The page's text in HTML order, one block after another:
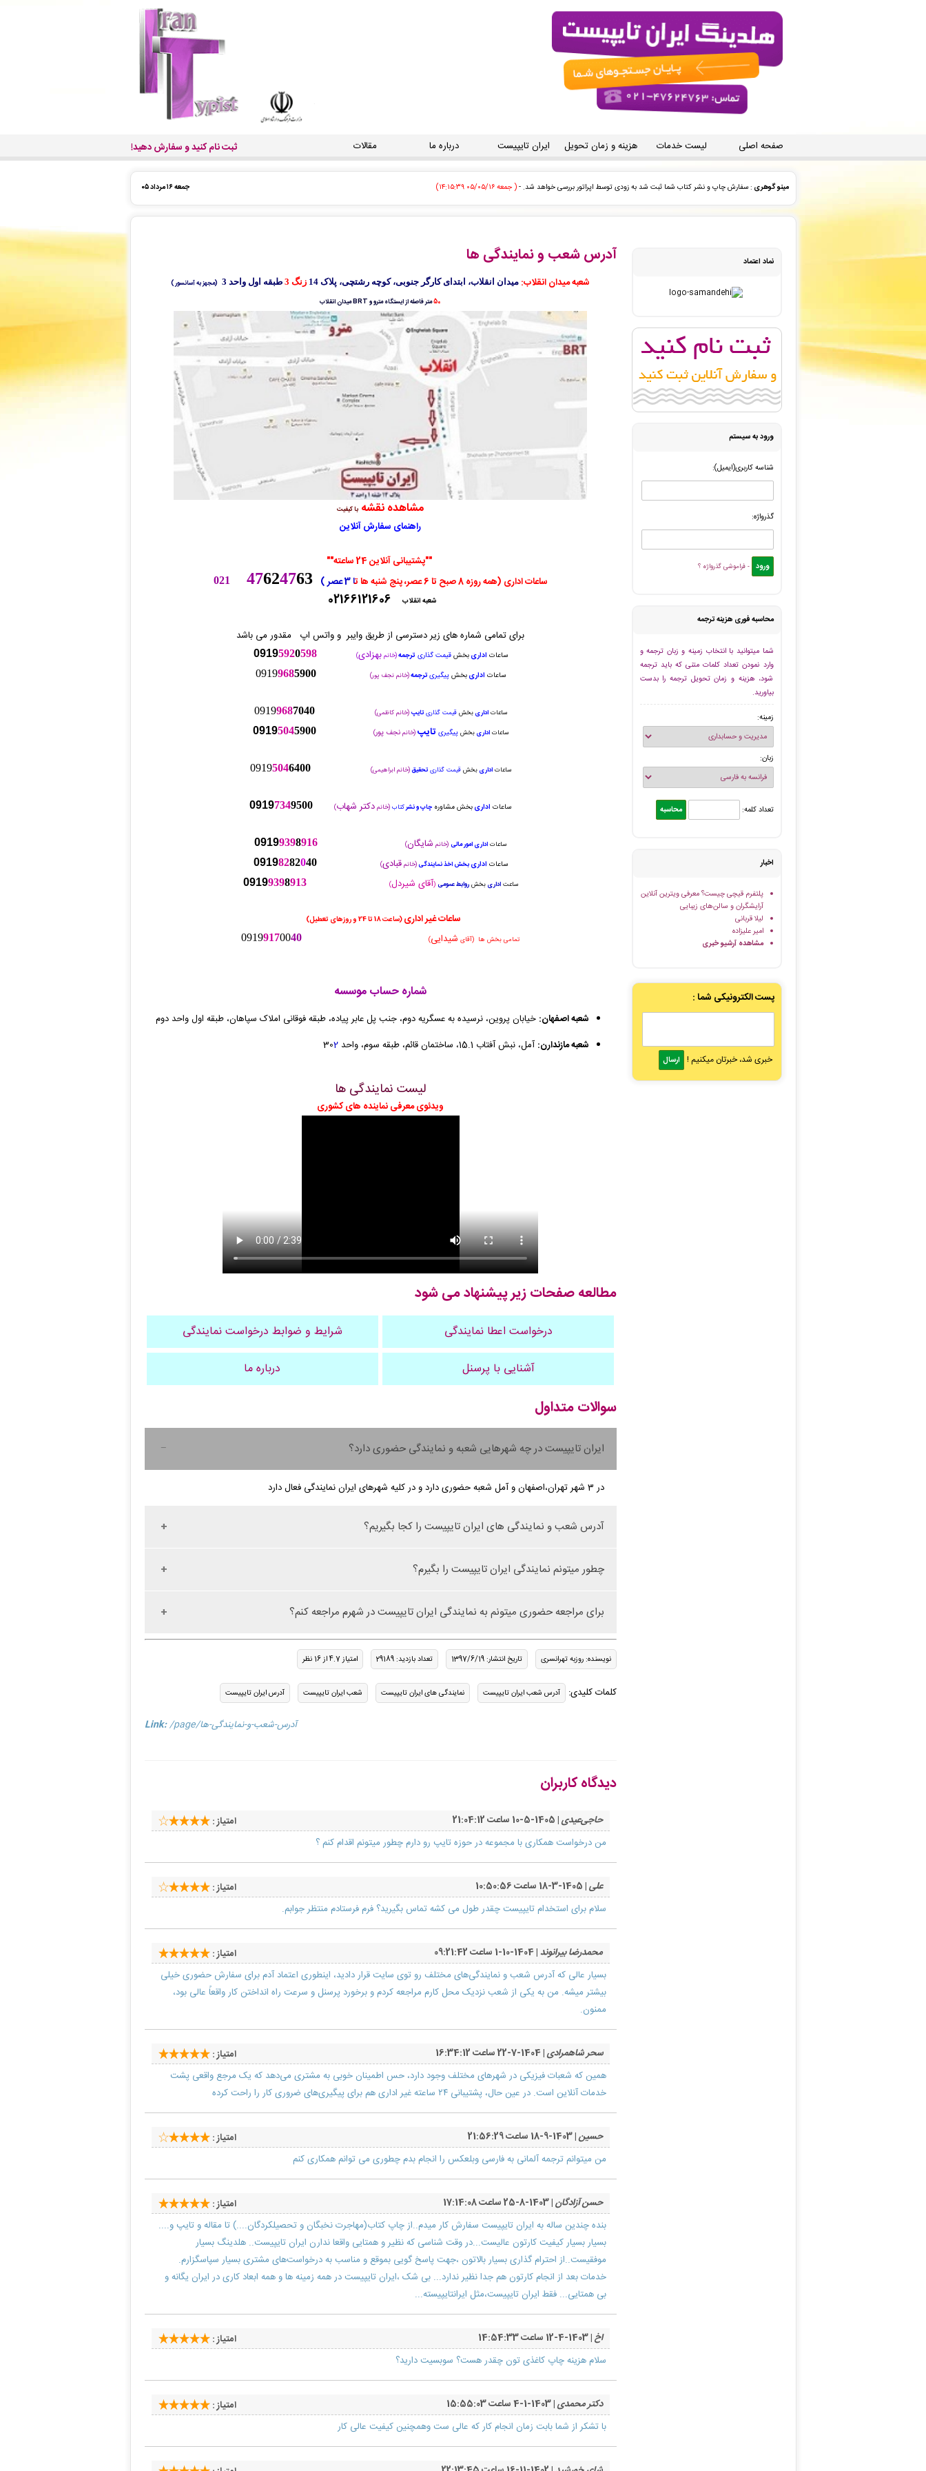
صفحه اصلی لیست خدمات هزینه و زمان تحویل ایران تایپیست درباره ما مقالات ثبت نام کنید و سفارش دهید!
جمعه ۱۶ مرداد ۰۵ مینو گوهری : سفارش چاپ و نشر کتاب شما ثبت شد به زودی توسط اپراتور بررسی خواهد شد. -( جمعه ۰۵/۰۵/۱۶ ۱۴:۱۵:۰۳)
فریبا رزاق پور بمی: پیش فاکتور شما با موفقیت پرداخت شد و سفارش تایپ، صفحه آرایی شما در حال انجام است. -( جمعه ۰۵/۰۵/۱۶ ۱۴:۱۲:۵۵)
: سفارش تایپ، صفحه آرایی شما ثبت شد به زودی توسط اپراتور بررسی خواهد شد. -
ک کرمانی: فاکتور نهایی برای سفارش تایپ، صفحه آرایی شما صادر گردید برای دریافت سفارش خود اقدام نمایید. -
امیرحسین هادیان: پیش فاکتور شما با موفقیت پرداخت شد و سفارش تایپ، صفحه آرایی شما در حال انجام است. - ( جمعه ۰۵/۰۵/۱۶ ۱۳:۰۸:۱۵)
ک کرمانی: پیش فاکتور شما با موفقیت پرداخت شد و سفارش تایپ، صفحه آرایی شما در حال انجام است. - ( جمعه ۰۵/۰۵/۱۶ ۱۴:۲۱:۰۳)
مینو گوهری : سفارش چاپ و نشر کتاب شما ثبت شد به زودی توسط اپراتور بررسی خواهد شد. -
مینو گوهری: سفارش چاپ و نشر کتاب شما ثبت شد به زودی توسط اپراتور بررسی خواهد شد. -
نماد اعتماد
ورود به سیستم
شناسه کاربری(ایمیل):
گذرواژه:
- فراموشی گذرواژه ؟
محاسبه فوری هزینه ترجمه
شما میتوانید با انتخاب زمینه و زبان ترجمه و
وارد نمودن تعداد کلمات متنی که باید ترجمه
شود، هزینه و زمان تحویل ترجمه را بدست
بیاورید.
زمینه:
زبان:
تعداد کلمه:
اخبار
پلتفرم قیچی چیست؟ معرفی ویترین آنلاین
آرایشگران و سالن‌های زیبایی
لیلا قربانی
امیر علیزاده
مشاهده آرشیو خبری
پست الکترونیکی شما :
خبری شد، خبرتان میکنیم !
آدرس شعب و نمایندگی ها
شعبه میدان انقلاب: میدان انقلاب، ابتدای کارگر جنوبی، کوچه رشتچی، پلاک 14 زنگ 3 طبقه اول واحد 3
(مجهز به آسانسور)
50متر فاصله از ایستگاه مترو و BRT میدان انقلاب
مشاهده نقشه با کیفیت
راهنمای سفارش آنلاین
""پشتیبانی آنلاین 24 ساعته""
ساعاتاداری (همه روزه 8 صبح تا 6 عصر، پنج شنبه ها ت ا3 عصر ) 47624763
021
شعبه انقلاب 02166121606
برای تمامی شماره های زیر دسترسی از طریق وایبر و واتس اپ مقدور می باشد
ساعات اداریبخشقیمت گذاری ترجمه(خانمبهزادی)
09195920598
ساعات اداریبخشپیگیریترجمه(خانم نجف پور)
09199685900
ساعاتاداریبخشقیمت گذاری تایپ (خانم کاظمی) 09199687040
ساعاتاداریبخشپیگیری تایپ (خانمنجف پور)
09195045900
ساعاتاداریبخشقیمت گذاری تحقیق(خانم ابراهیمی) 09195046400
ساعات اداریبخش مشاوره چاپ و نشرکتاب (خانم دکتر شهاب)
09197349500
ساعات اداری امور مالی (خانم شایگان)
09199398916
ساعات اداری بخش اخذ نمایندگی(خانمقبادی)
09198282040
ساعتاداریبخشروابط عمومی (آقای شیردل)
09199398913
ساعاتغیر اداری (ساعت 18 تا 24 و روزهای تعطیل)
تمامی بخش ها (آقای شیدایی)
09199170040
شماره حساب موسسه
شعبه اصفهان: خیابان پروین، نرسیده به عسگریه دوم، جنب پل عابر پیاده، طبقه فوقانی املاک سپاهان، طبقه اول واحد دوم
شعبه مازندارن: آمل، نبش آفتاب 15.1، ساختمان قائم، طبقه سوم، واحد 30 2
لیست نمایندگی ها
ویدئوی معرفی نماینده های کشوری
مطالعه صفحات زیر پیشنهاد می شود
درخواست اعطا نمایندگی
شرایط و ضوابط درخواست نمایندگی
آشنایی با پرسنل
درباره ما
سوالات متداول
ایران تایپیست در چه شهرهایی شعبه و نمایندگی حضوری دارد؟
در 3 شهر تهران،اصفهان و آمل شعبه حضوری دارد و در کلیه شهرهای ایران نمایندگی فعال دارد
آدرس شعب و نمایندگی های ایران تایپیست را کجا بگیریم؟
چطور میتونم نمایندگی ایران تایپیست را بگیرم؟
برای مراجعه حضوری میتونم به نمایندگی ایران تایپیست در شهرم مراجعه کنم؟
نویسنده: روزبه تهرانسری تاریخ انتشار: 1397/6/19 تعداد بازدید: 29189 امتیاز 4.7 از 16 نظر
کلمات کلیدی: آدرس شعب ایران تایپیست نمایندگی های ایران تایپیست شعب ایران تایپیست آدرس ایران تایپیست
Link: /page/آدرس-شعب-و-نمایندگی-ها
دیدگاه کاربران
حاجی‌عیدی| 1405-5-10 ساعت 21:04:12
امتیاز :
من درخواست همکاری با مجموعه در حوزه تایپ رو دارم چطور میتونم اقدام کنم ؟
علی| 1405-3-18 ساعت 10:50:56
امتیاز :
سلام برای استخدام تایپیست چقدر طول می کشه تماس بگیرید؟ فرم فرستادم منتظر جوابم.
محمدرضا بیرانوند| 1404-10-1 ساعت 09:21:42
امتیاز :
بسیار عالی که آدرس شعب و نمایندگی‌های مختلف رو توی سایت قرار دادید، اینطوری اعتماد آدم برای سفارش حضوری خیلی
بیشتر میشه. من به یکی از شعب نزدیک محل کارم مراجعه کردم و برخورد پرسنل و سرعت راه انداختن کار واقعاً عالی بود،
ممنون.
سحر شاهمرادی| 1404-7-22 ساعت 16:34:12
امتیاز :
همین که شعبات فیزیکی در شهرهای مختلف وجود دارد، حس اطمینان خوبی به مشتری می‌دهد که یک مرجع واقعی پشت
خدمات آنلاین است. در عین حال، پشتیبانی ۲۴ ساعته غیر اداری هم برای پیگیری‌های ضروری کار را راحت کرده
حسین| 1403-9-18 ساعت 21:56:29
امتیاز :
من میتوانم ترجمه آلمانی به فارسی وبلعکس را انجام بدم چطوری می توانم همکاری کنم
حسن آزادگان| 1403-8-25 ساعت 17:14:08
امتیاز :
بنده چندین ساله به ایران تایپیست سفارش کار میدم..از چاپ کتاب(مهاجرت نخبگان و تحصیلکردگان....) تا مقاله و تایپ و....
بسیار بسیار کیفیت کارتون عالیست...در وقت شناسی که نظیر و همتایی واقعا ندارن ایران تایپیست.. هلدینگ بسیار
موفقیست..از احترام گذاری بسیار بالاتون ،جهت پاسخ گویی بموقع و مناسب به درخواست‌های مشتری بسیار سپاسگزارم.
خدمات بعد از انجام کارتون هم جدا نظیر ندارد... بی شک ،ایران تایپیست در همه زمینه ها و همه ابعاد کاری در ایران یگانه و
بی همتایی... فقط ایران تایپیست،مثل ایرانتایپیسته...
اخ| 1403-4-12 ساعت 14:54:33
امتیاز :
سلام هزینه چاپ کاغذی تون چقدر هست؟ سوبسیت دارید؟
دکتر محمدی| 1403-1-4 ساعت 15:55:03
امتیاز :
با تشکر از شما بابت زمان انجام کار که عالی ست وهمچنین کیفیت عالی کار